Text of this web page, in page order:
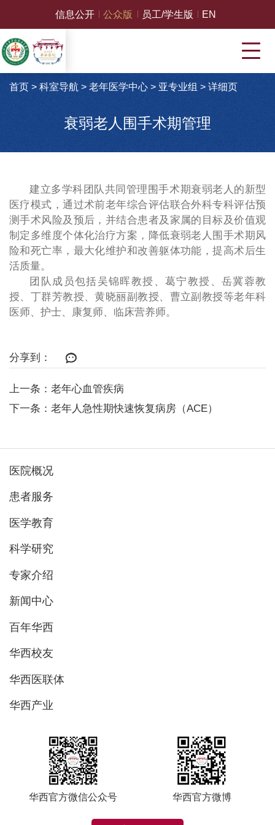
信息公开 公众版 员工/学生版 EN
首页 > 科室导航> 老年医学中心> 亚专业组 > 详细页
衰弱老人围手术期管理
建立多学科团队共同管理围手术期衰弱老人的新型
医疗模式，通过术前老年综合评估联合外科专科评估预
测手术风险及预后，并结合患者及家属的目标及价值观
制定多维度个体化治疗方案，降低衰弱老人围手术期风
险和死亡率，最大化维护和改善躯体功能，提高术后生
活质量。
团队成员包括吴锦晖教授、葛宁教授、岳冀蓉教
授、丁群芳教授、黄晓丽副教授、 曹立副教授等老年科
医师、护士、康复师、临床营养师。
分享到：
上一条：老年心血管疾病
下一条：老年人急性期快速恢复病房（ACE）
医院概况
患者服务
医学教育
科学研究
专家介绍
新闻中心
百年华西
华西校友
华西医联体
华西产业
华西官方微信公众号 华西官方微博